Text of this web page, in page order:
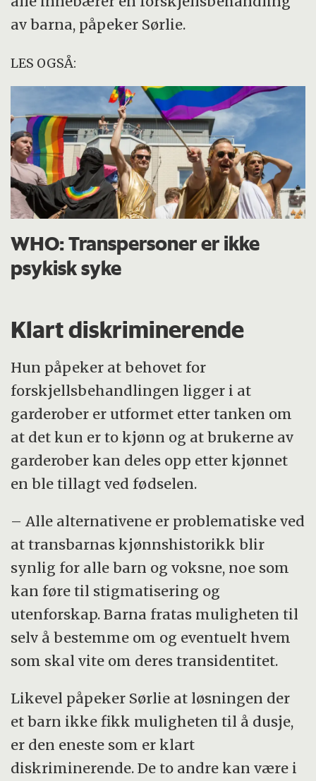
av barna, påpeker Sørlie.
LES OGSÅ:
WHO: Transpersoner er ikke
psykisk syke
Klart diskriminerende
Hun påpeker at behovet for
forskjellsbehandlingen ligger i at
garderober er utformet etter tanken om
at det kun er to kjønn og at brukerne av
garderober kan deles opp etter kjønnet
en ble tillagt ved fødselen.
– Alle alternativene er problematiske ved
at transbarnas kjønnshistorikk blir
synlig for alle barn og voksne, noe som
kan føre til stigmatisering og
utenforskap. Barna fratas muligheten til
selv å bestemme om og eventuelt hvem
som skal vite om deres transidentitet.
Likevel påpeker Sørlie at løsningen der
et barn ikke fikk muligheten til å dusje,
er den eneste som er klart
diskriminerende. De to andre kan være i